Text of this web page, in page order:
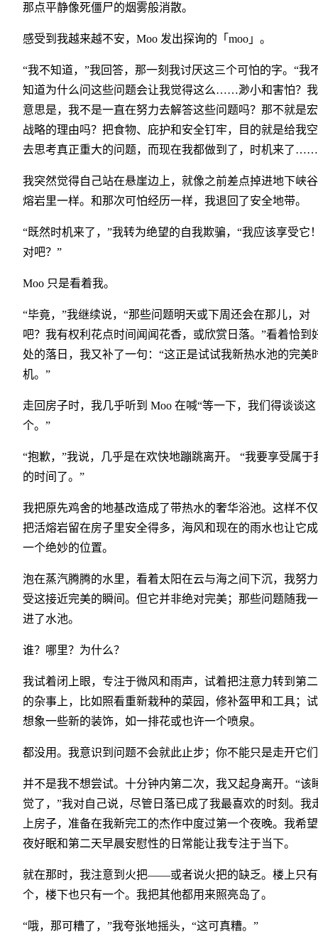
那点平静像死僵尸的烟雾般消散。
感受到我越来越不安，Moo 发出探询的「moo」。
“我不知道，”我回答，那一刻我讨厌这三个可怕的字。“我
知道为什么问这些问题会让我觉得这么……渺小和害怕？
意思是，我不是一直在努力去解答这些问题吗？那不就是
战略的理由吗？把食物、庇护和安全钉牢，目的就是给我
去思考真正重大的问题，而现在我都做到了，时机来了
我突然觉得自己站在悬崖边上，就像之前差点掉进地下峡
熔岩里一样。和那次可怕经历一样，我退回了安全地带。
“既然时机来了，”我转为绝望的自我欺骗，“我应该享受它
对吧？”
Moo 只是看着我。
“毕竟，”我继续说，“那些问题明天或下周还会在那儿，对
吧？我有权利花点时间闻闻花香，或欣赏日落。”看着恰到
处的落日，我又补了一句：“这正是试试我新热水池的完美
机。”
走回房子时，我几乎听到 Moo 在喊“等一下，我们得谈谈这
个。”
“抱歉，”我说，几乎是在欢快地蹦跳离开。 “我要享受属于
的时间了。”
我把原先鸡舍的地基改造成了带热水的奢华浴池。这样不
把活熔岩留在房子里安全得多，海风和现在的雨水也让它
一个绝妙的位置。
泡在蒸汽腾腾的水里，看着太阳在云与海之间下沉，我努
受这接近完美的瞬间。但它并非绝对完美；那些问题随我
进了水池。
谁？哪里？为什么？
我试着闭上眼，专注于微风和雨声，试着把注意力转到第
的杂事上，比如照看重新栽种的菜园，修补盔甲和工具；
想象一些新的装饰，如一排花或也许一个喷泉。
都没用。我意识到问题不会就此止步；你不能只是走开它
并不是我不想尝试。十分钟内第二次，我又起身离开。“该
觉了，”我对自己说，尽管日落已成了我最喜欢的时刻。我
上房子，准备在我新完工的杰作中度过第一个夜晚。我希
夜好眠和第二天早晨安慰性的日常能让我专注于当下。
就在那时，我注意到火把——或者说火把的缺乏。楼上只
个，楼下也只有一个。我把其他都用来照亮岛了。
“哦，那可糟了，”我夸张地摇头，“这可真糟。”